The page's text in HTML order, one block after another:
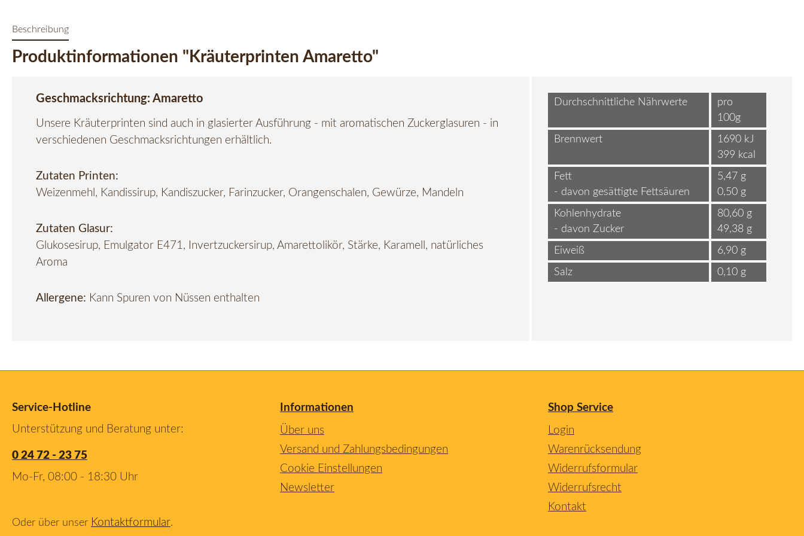
Beschreibung
Produktinformationen "Kräuterprinten Amaretto"
Geschmacksrichtung: Amaretto
Unsere Kräuterprinten sind auch in glasierter Ausführung - mit aromatischen Zuckerglasuren - in
verschiedenen Geschmacksrichtungen erhältlich.
Zutaten Printen:
Weizenmehl, Kandissirup, Kandiszucker, Farinzucker, Orangenschalen, Gewürze, Mandeln
Zutaten Glasur:
Glukosesirup, Emulgator E471, Invertzuckersirup, Amarettolikör, Stärke, Karamell, natürliches
Aroma
Allergene: Kann Spuren von Nüssen enthalten
Durchschnittliche Nährwerte
pro
100g
Brennwert
1690 kJ
399 kcal
Fett
- davon gesättigte Fettsäuren
5,47 g
0,50 g
Kohlenhydrate
- davon Zucker
80,60 g
49,38 g
Eiweiß 6,90 g
Salz 0,10 g
Service-Hotline
Unterstützung und Beratung unter:
0 24 72 - 23 75
Mo-Fr, 08:00 - 18:30 Uhr
Oder über unser Kontaktformular.
Informationen
Über uns
Versand und Zahlungsbedingungen
Cookie Einstellungen
Newsletter
Shop Service
Login
Warenrücksendung
Widerrufsformular
Widerrufsrecht
Kontakt